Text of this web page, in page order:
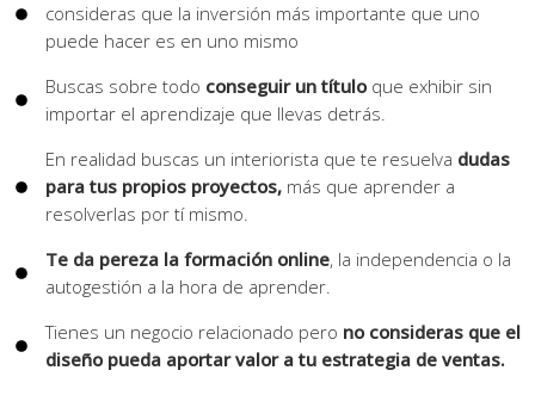
consideras que la inversión más importante que uno
puede hacer es en uno mismo
Buscas sobre todo conseguir un títuloque exhibir sin
importar el aprendizaje que llevas detrás.
En realidad buscas un interiorista que te resuelva dudas
para tus propios proyectos, más que aprender a
resolverlas por tí mismo.
Te da pereza la formación online, la independencia o la
autogestión a la hora de aprender.
Tienes un negocio relacionado pero no consideras que el
diseño pueda aportar valor a tu estrategia de ventas.